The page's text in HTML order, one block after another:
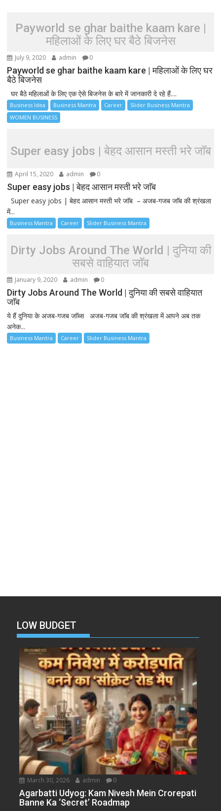
Payworld se ghar baithe kaam kare |
महिलाओं के लिए घर बैठे बिजनेस
July 9, 2020 admin 0
Payworld se ghar baithe kaam kare | महिलाओं के लिए घर
बैठे बिजनेस
घर बैठे महिलाओं के लिए एक ऐसे बिजनेस के बारे में जानकारी दे रहे हैं....
Business Idea Business Mantra Career
Slider Business Mantra
WOMEN BUSINESS
Super easy jobs | बेहद आसान मस्ती भरे जाॅब
April 15, 2020 admin 0
Super easy jobs | बेहद आसान मस्ती भरे जाॅब
Super easy jobs | बेहद आसान मस्ती भरे जाॅब – अजब-गजब जाॅब की श्रंखला
में...
Business Mantra Career Slider Business Mantra
Dirty Jobs Around The World | दुनिया की
सबसे वाहियात जाॅब
January 9, 2020 admin 0
Dirty Jobs Around The World | दुनिया की सबसे वाहियात
जाॅब
ये हैं दुनिया के अजब-गजब जाॅब्स अजब-गजब जाॅब की श्रंखला में आपने अब तक
अनेक...
Business Mantra Career Slider Business Mantra
LOW BUDGET
March 30, 2026 admin 0
Agarbatti Udyog: Kam Nivesh Mein Crorepati
Banne Ka ‘Secret’ Roadmap